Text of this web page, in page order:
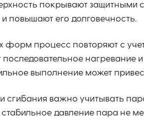
покрывают защитными
повышают его долговечность.
форм процесс повторяют с
нагревание и
выполнение может
сгибания важно учитывать
давление пара не